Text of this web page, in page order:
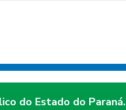
do Estado do Paraná.